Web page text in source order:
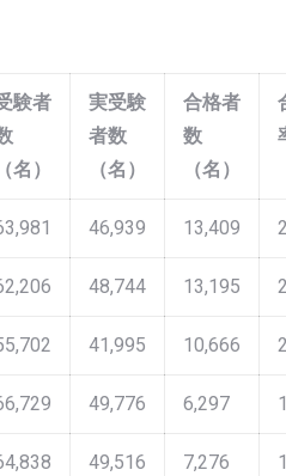
験者
（名）
実受験
者数
（名）
合格者
数
（名）
46,939 13,409
48,744 13,195
41,995 10,666
49,776 6,297
49,516 7,276